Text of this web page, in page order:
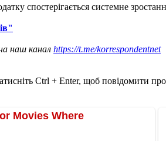
спостерігається системне
наш канал https://t.me/korrespondentnet
Ctrl + Enter, щоб повідомити